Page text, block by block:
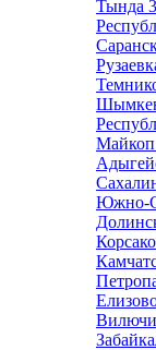
Тында 3
Майкоп
Южно-